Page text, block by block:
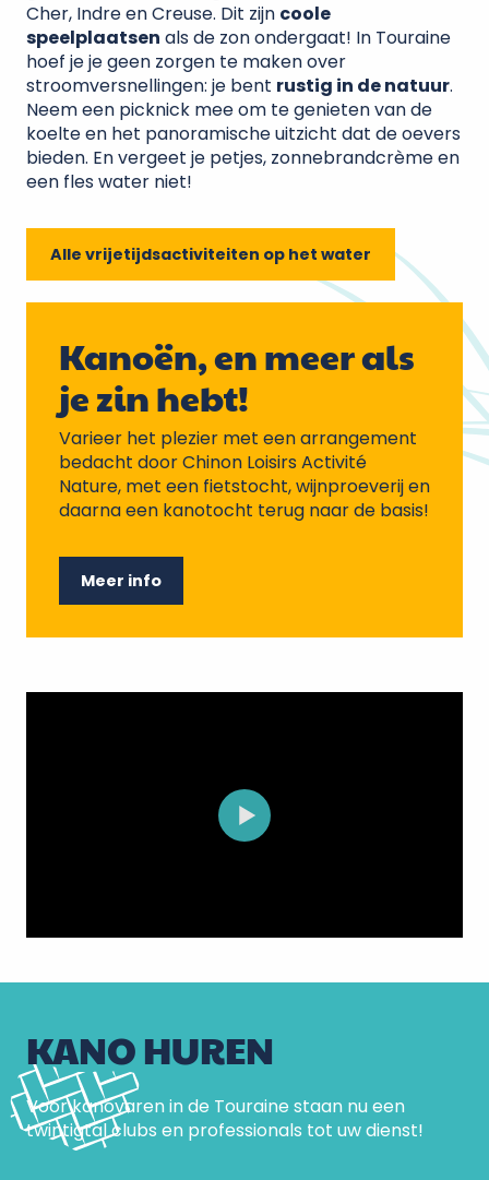
Cher, Indre en Creuse. Dit zijn coole
speelplaatsen als de zon ondergaat! In Touraine
hoef je je geen zorgen te maken over
stroomversnellingen: je bent rustig in de natuur.
Neem een picknick mee om te genieten van de
koelte en het panoramische uitzicht dat de oevers
bieden. En vergeet je petjes, zonnebrandcrème en
een fles water niet!
Alle vrijetijdsactiviteiten op het water
Kanoën, en meer als
je zin hebt!
Varieer het plezier met een arrangement
bedacht door Chinon Loisirs Activité
Nature, met een fietstocht, wijnproeverij en
daarna een kanotocht terug naar de basis!
Meer info
KANO HUREN
Voor kanovaren in de Touraine staan nu een
twintigtal clubs en professionals tot uw dienst!